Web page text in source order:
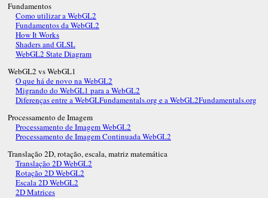
Fundamentos
Como utilizar a WebGL2
Fundamentos da WebGL2
How It Works
Shaders and GLSL
WebGL2 State Diagram
WebGL2 vs WebGL1
O que há de novo na WebGL2
Migrando do WebGL1 para a WebGL2
Diferenças entre a WebGLFundamentals.org e a WebGL2Fundamentals.org
Processamento de Imagem
Processamento de Imagem WebGL2
Processamento de Imagem Continuada WebGL2
Translação 2D, rotação, escala, matriz matemática
Translação 2D WebGL2
Rotação 2D WebGL2
Escala 2D WebGL2
2D Matrices